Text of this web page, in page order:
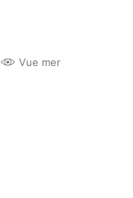
Vue mer